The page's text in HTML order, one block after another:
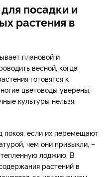
посадки и
растения в
плановой и
весной, когда
готовятся к
цветоводы уверены,
культуры нельзя.
покоя, если их перемещают
чем они привыкли, –
лоджию. В
растений в